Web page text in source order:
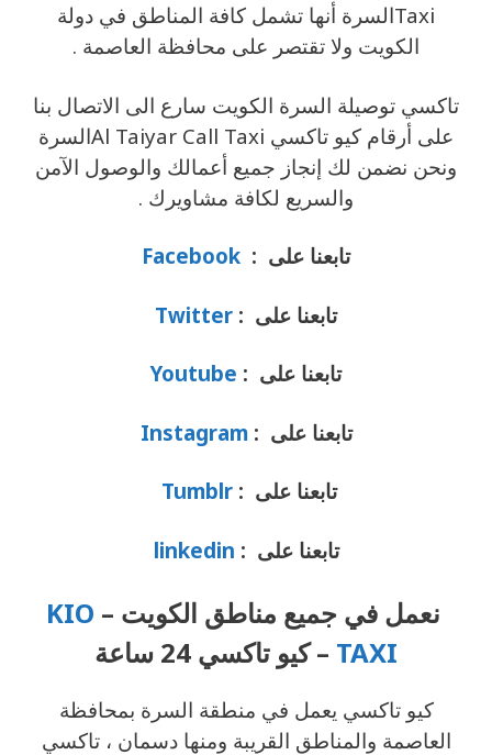
Taxiالسرة أنها تشمل كافة المناطق في دولة
الكويت ولا تقتصر على محافظة العاصمة .
تاكسي توصيلة السرة الكويت سارع الى الاتصال بنا
على أرقام كيو تاكسي Al Taiyar Call Taxiالسرة
ونحن نضمن لك إنجاز جميع أعمالك والوصول الآمن
والسريع لكافة مشاويرك .
تابعنا على : Facebook
تابعنا على : Twitter
تابعنا على : Youtube
تابعنا على :Instagram
تابعنا على :Tumblr
تابعنا على : linkedin
نعمل في جميع مناطق الكويت – KIO
TAXI – كيو تاكسي 24 ساعة
كيو تاكسي يعمل في منطقة السرة بمحافظة
العاصمة والمناطق القريبة ‎ومنها دسمان ، تاكسي